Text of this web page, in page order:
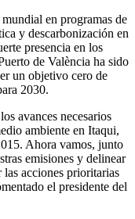
en programas de
y descarbonización en
presencia en los
de València ha sido
un objetivo cero de
2030.
avances necesarios
ambiente en Itaqui,
Ahora vamos, junto
emisiones y delinear
las acciones prioritarias
el presidente del